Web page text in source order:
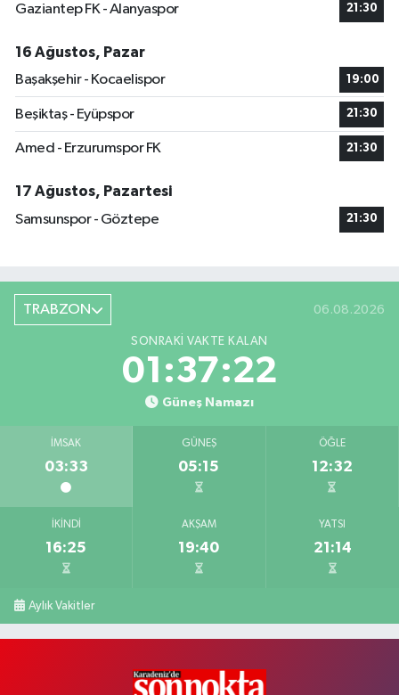
Gaziantep FK - Alanyaspor 21:30
16 Ağustos, Pazar
Başakşehir - Kocaelispor
19:00
Beşiktaş - Eyüpspor 21:30
Amed - Erzurumspor FK 21:30
17 Ağustos, Pazartesi
Samsunspor - Göztepe
21:30
TRABZON 06.08.2026
SONRAKI VAKTE KALAN
01:37:22
Güneş Namazı
İMSAK
03:33
GÜNEŞ
05:15
ÖĞLE
12:32
İKINDI
16:25
AKŞAM
19:40
YATSI
21:14
Aylık Vakitler